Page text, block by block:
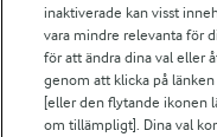
Arla.com
Falbygdens Ost
Arla webbshop
Bildbank
inaktiverade kan visst
vara mindre relevanta för
för att ändra dina val eller
genom att klicka på
[eller den flytande ikonen
om tillämpligt]. Dina val